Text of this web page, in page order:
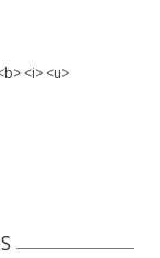
<i> <u>